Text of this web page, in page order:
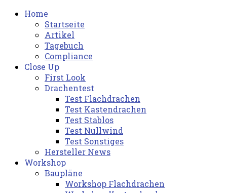
Home
Startseite
Artikel
Tagebuch
Compliance
Close Up
First Look
Drachentest
Test Flachdrachen
Test Kastendrachen
Test Stablos
Test Nullwind
Test Sonstiges
Hersteller News
Workshop
Baupläne
Workshop Flachdrachen